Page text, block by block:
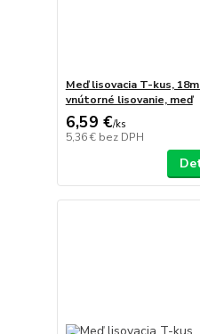
Meď lisovacia T-kus,
vnútorné lisovanie, meď
6,59 €/ks
5,36 € bez DPH